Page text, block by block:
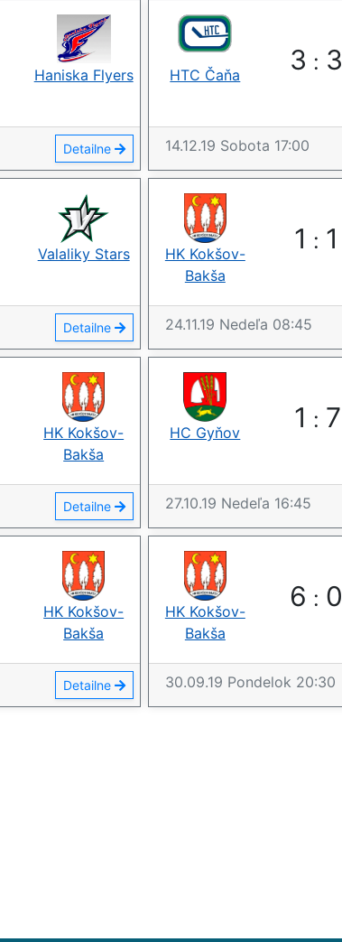
Haniska Flyers
Detailne
3 : 3
HTC Čaňa
14.12.19 Sobota 17:00
Valaliky Stars
Detailne
1 : 1
HK Kokšov-
Bakša
24.11.19 Nedeľa 08:45
HK Kokšov-
Bakša
Detailne
1 : 7
HC Gyňov
27.10.19 Nedeľa 16:45
HK Kokšov-
Bakša
Detailne
6 : 0
HK Kokšov-
Bakša
30.09.19 Pondelok 20:30